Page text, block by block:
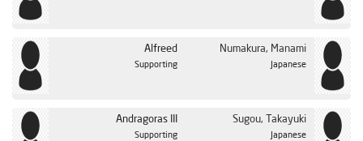
Alfreed
Supporting
Numakura, Manami
Japanese
Andragoras III
Supporting
Sugou, Takayuki
Japanese